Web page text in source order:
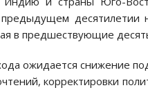
в предшествующие
ожидается снижение
корректировки